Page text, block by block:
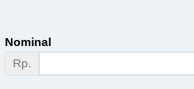
Nominal
Rp.